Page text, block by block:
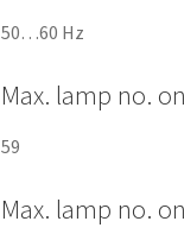
50…60 Hz
Max. lamp no.
59
Max. lamp no.